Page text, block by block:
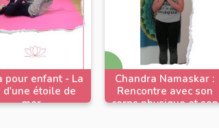
pour enfant - La
d'une étoile de
mer
Chandra Namaskar :
Rencontre avec son
corps physique et son